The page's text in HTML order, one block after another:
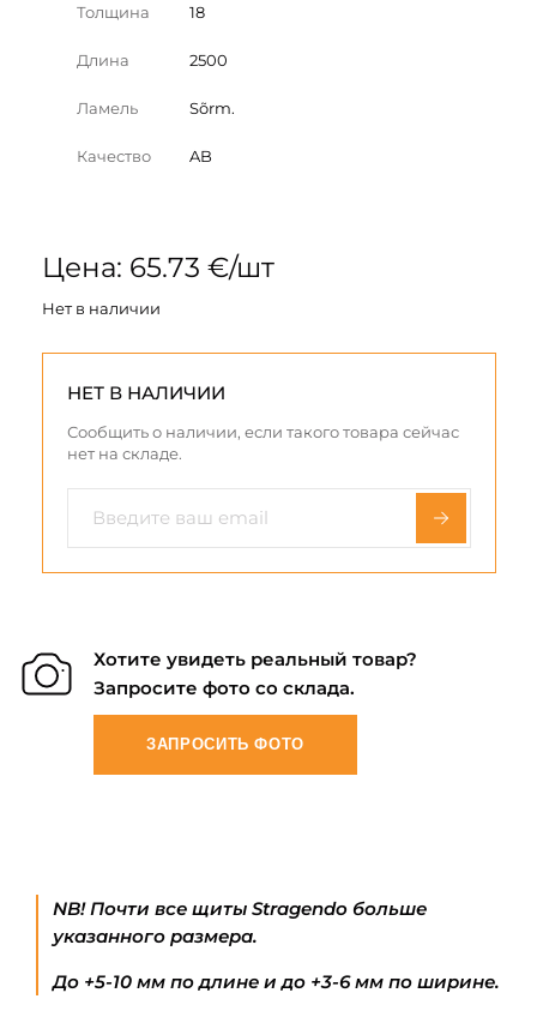
Толщина 18
Длина 2500
Ламель Sõrm.
Качество AB
Цена: 65.73 €/шт
Нет в наличии
НЕТ В НАЛИЧИИ
Сообщить о наличии, если такого товара сейчас
нет на складе.
Хотите увидеть реальный товар?
Запросите фото со склада.
ЗАПРОСИТЬ ФОТО
NB! Почти все щиты Stragendo больше
указанного размера.
До +5-10 мм по длине и до +3-6 мм по ширине.